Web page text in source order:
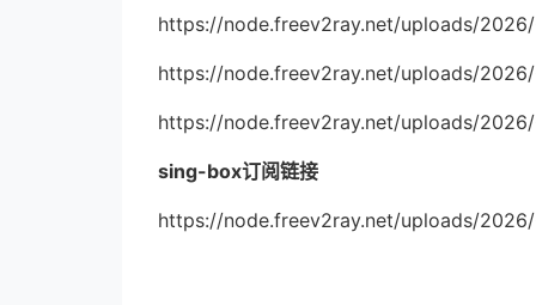
https://node.freev2ray.net/uploads/
https://node.freev2ray.net/uploads/
https://node.freev2ray.net/uploads/
sing-box订阅链接
https://node.freev2ray.net/uploads/